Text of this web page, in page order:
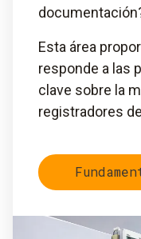
Esta área
responde a las
clave sobre la
registradores